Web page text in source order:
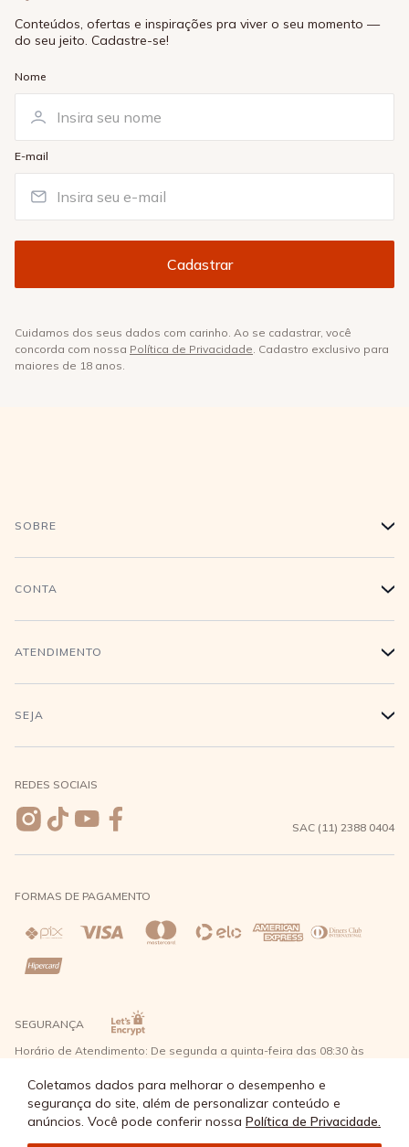
Coletamos dados para melhorar o desempenho e
segurança do site, além de personalizar conteúdo e
anúncios. Você pode conferir nossa Política de Privacidade.
Conteúdos, ofertas e inspirações pra viver o seu momento —
do seu jeito. Cadastre-se!
Nome
E-mail
Cuidamos dos seus dados com carinho. Ao se cadastrar, você
concorda com nossa Política de Privacidade. Cadastro exclusivo para
maiores de 18 anos.
SOBRE +
História
Conecte-se
CONTA +
Login
Meus pedidos
Wishlist
ATENDIMENTO +
Compra Segura
Entrega e Frete
Trocas e Devoluções
Direito de Arrependimento
Política de Privacidade
SEJA +
REDES SOCIAIS
SAC (11) 2388 0404
FORMAS DE PAGAMENTO
SEGURANÇA
Horário de Atendimento: De segunda a quinta-feira das 08:30 às
nível 2 - Bairro Capuava Mauá - São Paulo, CEP: 09380-115 - Água
Doce Comércio de Roupas e Acessórios Ltda - CNPJ: 57.484.768/0064-
© Água Doce 2026 - Todos os direitos reservados